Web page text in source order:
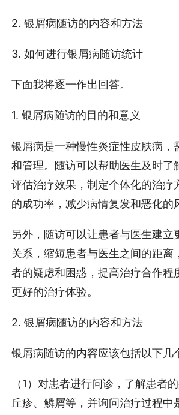
2. 银屑病随访的内容和方法
3. 如何进行银屑病随访统计
下面我将逐一作出回答。
1. 银屑病随访的目的和意义
银屑病是一种慢性炎症性皮肤病，
和管理。随访可以帮助医生及时了
评估治疗效果，制定个体化的治疗
的成功率，减少病情复发和恶化的
另外，随访可以让患者与医生建立
关系，缩短患者与医生之间的距离
者的疑虑和困惑，提高治疗合作程
更好的治疗体验。
2. 银屑病随访的内容和方法
银屑病随访的内容应该包括以下几
（1）对患者进行问诊，了解患者
丘疹、鳞屑等，并询问治疗过程中